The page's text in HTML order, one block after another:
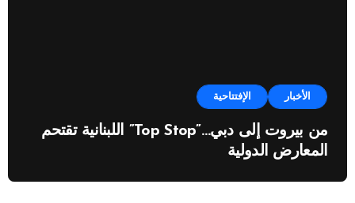
الأخبار الإفتتاحية
من بيروت إلى دبي…”Top Stop” اللبنانية تقتحم
المعارض الدولية